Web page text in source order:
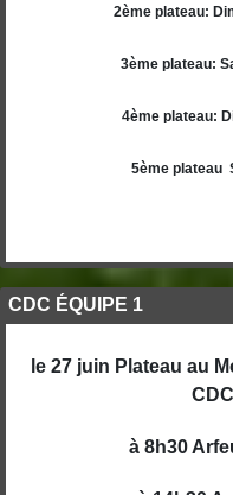
2ème plateau:
3ème plateau:
4ème plateau:
5ème plateau
CDC ÉQUIPE 1
le 27 juin Plateau au
à 8h30